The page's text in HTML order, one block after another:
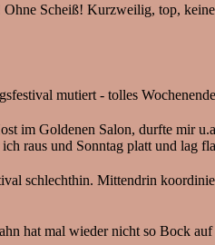
Scheiß! Kurzweilig, top,
mutiert - tolles
im Goldenen Salon, durfte
und Sonntag platt und lag
schlechthin. Mittendrin
hat mal wieder nicht so Bock